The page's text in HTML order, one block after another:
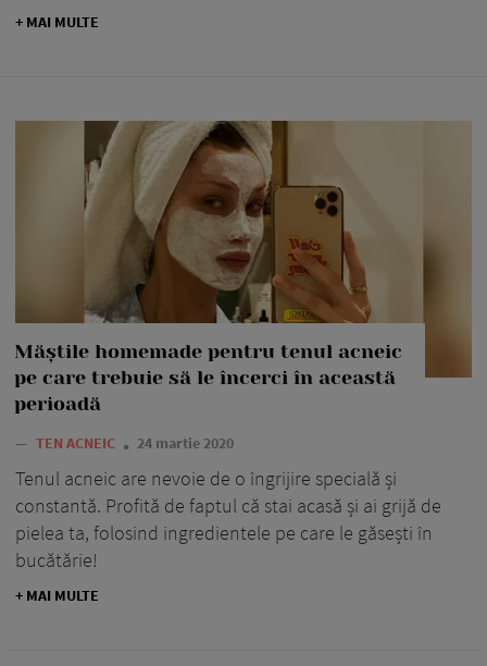
+ MAI MULTE
Măștile homemade pentru tenul acneic
pe care trebuie să le încerci în această
perioadă
— TEN ACNEIC 24 martie 2020
Tenul acneic are nevoie de o îngrijire specială și
constantă. Profită de faptul că stai acasă și ai grijă de
pielea ta, folosind ingredientele pe care le găsești în
bucătărie!
+ MAI MULTE